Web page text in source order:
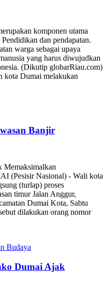
komponen utama
dan pendapatan.
warga sebagai upaya
yang harus diwujudkan
(Dikutip globarRiau.com)
kota Dumai melakukan
Banjir
Memaksimalkan
(Pesisir Nasional) - Wali kota
(turlap) proses
timur Jalan Anggur,
Dumai Kota, Sabtu
dilakukan orang nomor
Budaya
Dumai Ajak